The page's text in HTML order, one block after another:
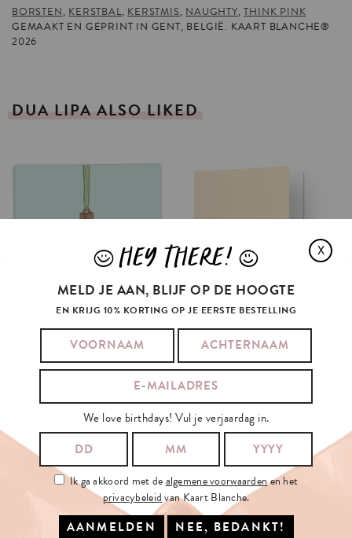
BORSTEN, KERSTBAL, KERSTMIS, NAUGHTY,THINK PINK
GEMAAKT EN GEPRINT IN GENT, BELGIË. KAART BLANCHE®
2026
DUA LIPA ALSO LIKED
X
JHEY THERE! L
MELD JE AAN, BLIJF OP DE HOOGTE
EN KRIJG 10% KORTING OP JE EERSTE BESTELLING
We love birthdays! Vul je verjaardag in.
Ik ga akkoord met dealgemene voorwaardenen het
privacybeleidvan Kaart Blanche.